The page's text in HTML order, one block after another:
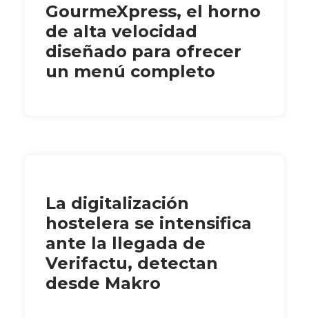
GourmeXpress, el horno
de alta velocidad
diseñado para ofrecer
un menú completo
La digitalización
hostelera se intensifica
ante la llegada de
Verifactu, detectan
desde Makro